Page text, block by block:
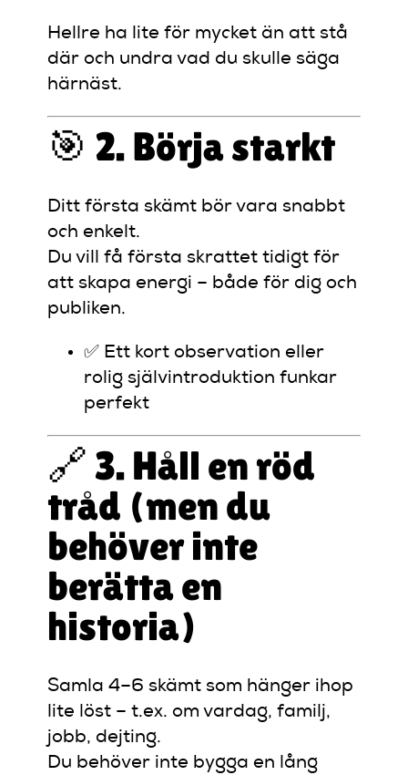
Hellre ha lite för mycket än att stå
där och undra vad du skulle säga
härnäst.
🎯 2. Börja starkt
Ditt första skämt bör vara snabbt
och enkelt.
Du vill få första skrattet tidigt för
att skapa energi – både för dig och
publiken.
✅ Ett kort observation eller
rolig självintroduktion funkar
perfekt
🔗 3. Håll en röd
tråd (men du
behöver inte
berätta en
historia)
Samla 4–6 skämt som hänger ihop
lite löst – t.ex. om vardag, familj,
jobb, dejting.
Du behöver inte bygga en lång